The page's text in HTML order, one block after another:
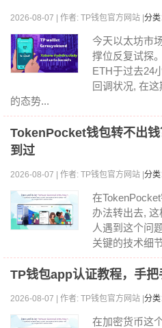
2026-08-07 | 作者: TP钱包官方网站 | 分
今天以太坊市
撑位反复试探
ETH于过去24
回调状况, 在
的态势...
TokenPocket钱包转不出
到过
2026-08-07 | 作者: TP钱包官方网站 | 分
在
办法转出去,
人遇到这个问
关键的技术细
TP钱包app认证教程，手
2026-08-07 | 作者: TP钱包官方网站 | 分
在加密货币这